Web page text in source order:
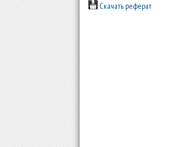
Скачать реферат